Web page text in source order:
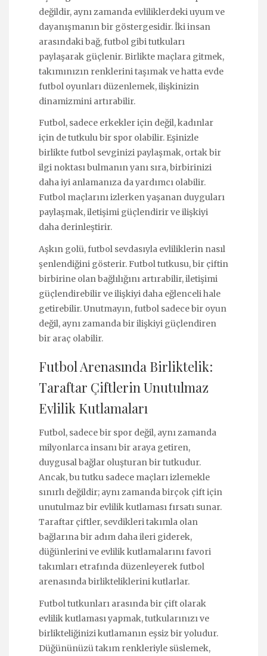
değildir, aynı zamanda evliliklerdeki uyum ve
dayanışmanın bir göstergesidir. İki insan
arasındaki bağ, futbol gibi tutkuları
paylaşarak güçlenir. Birlikte maçlara gitmek,
takımınızın renklerini taşımak ve hatta evde
futbol oyunları düzenlemek, ilişkinizin
dinamizmini artırabilir.
Futbol, sadece erkekler için değil, kadınlar
için de tutkulu bir spor olabilir. Eşinizle
birlikte futbol sevginizi paylaşmak, ortak bir
ilgi noktası bulmanın yanı sıra, birbirinizi
daha iyi anlamanıza da yardımcı olabilir.
Futbol maçlarını izlerken yaşanan duyguları
paylaşmak, iletişimi güçlendirir ve ilişkiyi
daha derinleştirir.
Aşkın golü, futbol sevdasıyla evliliklerin nasıl
şenlendiğini gösterir. Futbol tutkusu, bir çiftin
birbirine olan bağlılığını artırabilir, iletişimi
güçlendirebilir ve ilişkiyi daha eğlenceli hale
getirebilir. Unutmayın, futbol sadece bir oyun
değil, aynı zamanda bir ilişkiyi güçlendiren
bir araç olabilir.
Futbol Arenasında Birliktelik:
Taraftar Çiftlerin Unutulmaz
Evlilik Kutlamaları
Futbol, sadece bir spor değil, aynı zamanda
milyonlarca insanı bir araya getiren,
duygusal bağlar oluşturan bir tutkudur.
Ancak, bu tutku sadece maçları izlemekle
sınırlı değildir; aynı zamanda birçok çift için
unutulmaz bir evlilik kutlaması fırsatı sunar.
Taraftar çiftler, sevdikleri takımla olan
bağlarına bir adım daha ileri giderek,
düğünlerini ve evlilik kutlamalarını favori
takımları etrafında düzenleyerek futbol
arenasında birlikteliklerini kutlarlar.
Futbol tutkunları arasında bir çift olarak
evlilik kutlaması yapmak, tutkularınızı ve
birlikteliğinizi kutlamanın eşsiz bir yoludur.
Düğününüzü takım renkleriyle süslemek,